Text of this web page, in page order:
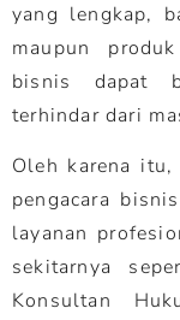
yang lengkap,
maupun
bisnis dapat
terhindar dari
Oleh karena
pengacara
layanan
sekitarnya
Konsultan